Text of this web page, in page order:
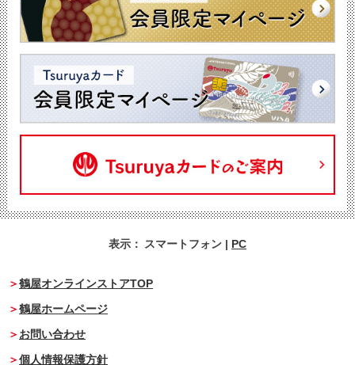
表示： スマートフォン | PC
鶴屋オンラインストアTOP
鶴屋ホームページ
お問い合わせ
個人情報保護方針